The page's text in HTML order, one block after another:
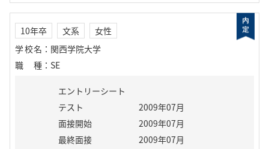
10年卒 文系
女性
学校名 ： 関西学院大学
職種 ： SE
エントリーシート
テスト
2009年07月
面接開始
2009年07月
最終面接
2009年07月